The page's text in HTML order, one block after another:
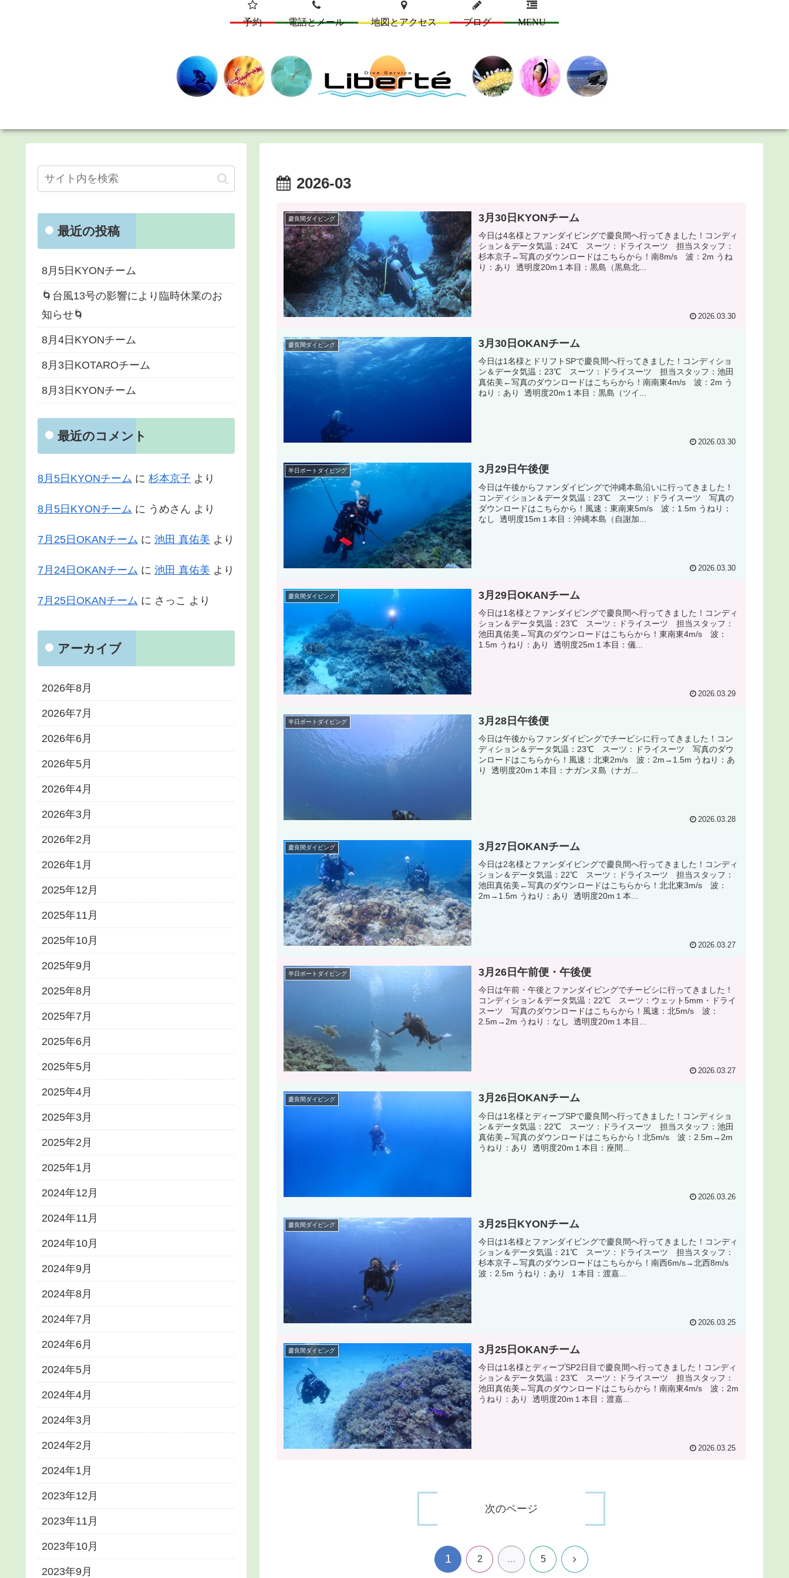
予約 電話とメール 地図とアクセス ブログ MENU
2026-03
慶良間ダイビング 3月30日KYONチーム
今日は4名様とファンダイビングで慶良間へ行ってきました！コンディ
ション＆データ気温：24℃ スーツ：ドライスーツ 担当スタッフ：
杉本京子←写真のダウンロードはこちらから！南8m/s 波：2m うね
り：あり 透明度20m１本目：黒島（黒島北...
2026.03.30
慶良間ダイビング 3月30日OKANチーム
今日は1名様とドリフトSPで慶良間へ行ってきました！コンディショ
ン＆データ気温：23℃ スーツ：ドライスーツ 担当スタッフ：池田
真佑美←写真のダウンロードはこちらから！南南東4m/s 波：2m う
ねり：あり 透明度20m１本目：黒島（ツイ...
2026.03.30
半日ボートダイビング 3月29日午後便
今日は午後からファンダイビングで沖縄本島沿いに行ってきました！
コンディション＆データ気温：23℃ スーツ：ドライスーツ 写真の
ダウンロードはこちらから！風速：東南東5m/s 波：1.5m うねり：
なし 透明度15m１本目：沖縄本島（自謝加...
2026.03.30
慶良間ダイビング 3月29日OKANチーム
今日は1名様とファンダイビングで慶良間へ行ってきました！コンディ
ション＆データ気温：23℃ スーツ：ドライスーツ 担当スタッフ：
池田真佑美←写真のダウンロードはこちらから！東南東4m/s 波：
1.5m うねり：あり 透明度25m１本目：儀...
2026.03.29
半日ボートダイビング 3月28日午後便
今日は午後からファンダイビングでチービシに行ってきました！コン
ディション＆データ気温：23℃ スーツ：ドライスーツ 写真のダウ
ンロードはこちらから！風速：北東2m/s 波：2m→1.5m うねり：あ
り 透明度20m１本目：ナガンヌ島（ナガ...
2026.03.28
慶良間ダイビング 3月27日OKANチーム
今日は2名様とファンダイビングで慶良間へ行ってきました！コンディ
ション＆データ気温：22℃ スーツ：ドライスーツ 担当スタッフ：
池田真佑美←写真のダウンロードはこちらから！北北東3m/s 波：
2m→1.5m うねり：あり 透明度20m１本...
2026.03.27
半日ボートダイビング 3月26日午前便・午後便
今日は午前・午後とファンダイビングでチービシに行ってきました！
コンディション＆データ気温：22℃ スーツ：ウェット5mm・ドライ
スーツ 写真のダウンロードはこちらから！風速：北5m/s 波：
2.5m→2m うねり：なし 透明度20m１本目...
2026.03.27
慶良間ダイビング 3月26日OKANチーム
今日は1名様とディープSPで慶良間へ行ってきました！コンディショ
ン＆データ気温：22℃ スーツ：ドライスーツ 担当スタッフ：池田
真佑美←写真のダウンロードはこちらから！北5m/s 波：2.5m→2m
うねり：あり 透明度20m１本目：座間...
2026.03.26
慶良間ダイビング 3月25日KYONチーム
今日は1名様とファンダイビングで慶良間へ行ってきました！コンディ
ション＆データ気温：21℃ スーツ：ドライスーツ 担当スタッフ：
杉本京子←写真のダウンロードはこちらから！南西6m/s→北西8m/s
波：2.5m うねり：あり １本目：渡嘉...
2026.03.25
慶良間ダイビング 3月25日OKANチーム
今日は1名様とディープSP2日目で慶良間へ行ってきました！コンディ
ション＆データ気温：23℃ スーツ：ドライスーツ 担当スタッフ：
池田真佑美←写真のダウンロードはこちらから！南南東4m/s 波：2m
うねり：あり 透明度20m１本目：渡嘉...
2026.03.25
次のページ
1 2 … 5 次
最近の投稿
8月5日KYONチーム
🌀台風13号の影響により臨時休業のお
知らせ🌀
8月4日KYONチーム
8月3日KOTAROチーム
8月3日KYONチーム
最近のコメント
8月5日KYONチーム に 杉本京子 より
8月5日KYONチーム に うめさん より
7月25日OKANチーム に 池田 真佑美 より
7月24日OKANチーム に 池田 真佑美 より
7月25日OKANチーム に さっこ より
アーカイブ
2026年8月
2026年7月
2026年6月
2026年5月
2026年4月
2026年3月
2026年2月
2026年1月
2025年12月
2025年11月
2025年10月
2025年9月
2025年8月
2025年7月
2025年6月
2025年5月
2025年4月
2025年3月
2025年2月
2025年1月
2024年12月
2024年11月
2024年10月
2024年9月
2024年8月
2024年7月
2024年6月
2024年5月
2024年4月
2024年3月
2024年2月
2024年1月
2023年12月
2023年11月
2023年10月
2023年9月